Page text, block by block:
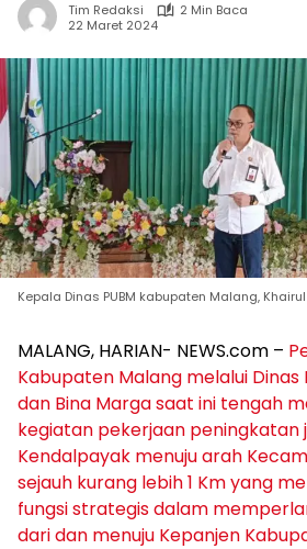
Tim Redaksi
2 Min Baca
22 Maret 2024
Kepala Dinas PUBM kabupaten Malang,
MALANG, HARIAN- NEWS.com –
Kabupaten Malang melalui Dinas
dan Bina Marga saat ini tengah
kegiatan pekerjaan peningkatan
Kendalpayak menuju arah
sejauh kurang lebih 1 Km yang
fungsi strategis dalam
dari dan menuju Kepanjen